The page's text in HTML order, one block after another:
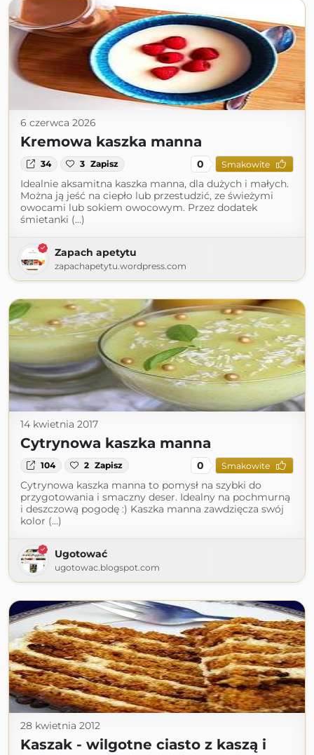
6 czerwca 2026
Kremowa kaszka manna
34 3 Zapisz 0 Smakowite
Idealnie aksamitna kaszka manna, dla dużych i małych.
Można ją jeść na ciepło lub przestudzić, ze świeżymi
owocami lub sokiem owocowym. Przez dodatek
śmietanki (...)
Zapach apetytu
zapachapetytu.wordpress.com
14 kwietnia 2017
Cytrynowa kaszka manna
104 2 Zapisz 0 Smakowite
Cytrynowa kaszka manna to pomysł na szybki do
przygotowania i smaczny deser. Idealny na pochmurną
i deszczową pogodę :) Kaszka manna zawdzięcza swój
kolor (...)
Ugotować
ugotowac.blogspot.com
28 kwietnia 2012
Kaszak - wilgotne ciasto z kaszą i